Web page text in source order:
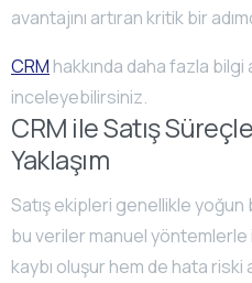
avantajını artıran kritik bir
CRM hakkında daha fazla
inceleyebilirsiniz.
CRM ile Satış
Yaklaşım
Satış ekipleri genellikle yoğun
bu veriler manuel
kaybı oluşur hem de hata